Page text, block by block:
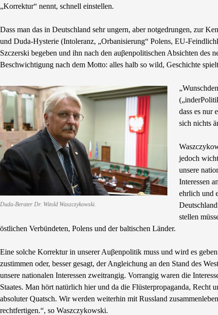
„Korrektur“ nennt, schnell einstellen.
Dass man das in Deutschland sehr ungern, aber notgedrungen, zur
und Duda-Hysterie (Intoleranz, „Orbanisierung“ Polens, EU-
Szczerski begeben und ihn nach den auβenpolitischen Absichten des
Beschwichtigung nach dem Motto: alles halb so wild, Geschichte
Duda-Berater Dr. Witold Waszczykowski.
dass es nur
sich nichts
jedoch
unsere
Interessen
ehrlich und
stellen
östlichen Verbündeten, Polens und der baltischen Länder.
Eine solche Korrektur in unserer Auβenpolitik muss und wird es
zustimmen oder, besser gesagt, der Angleichung an den Stand des
unsere nationalen Interessen zweitrangig. Vorrangig waren die
Staates. Man hört natürlich hier und da die Flüsterpropaganda,
absoluter Quatsch. Wir werden weiterhin mit Russland
rechtfertigen.“, so Waszczykowski.